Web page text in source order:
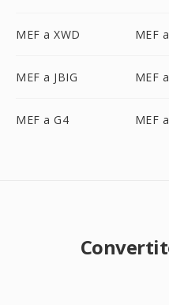
MEF a XWD MEF
MEF a JBIG MEF
MEF a G4 MEF